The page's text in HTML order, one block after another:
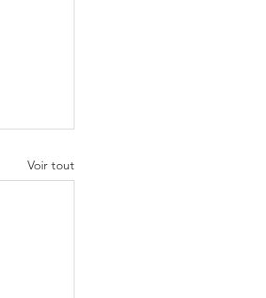
Voir tout